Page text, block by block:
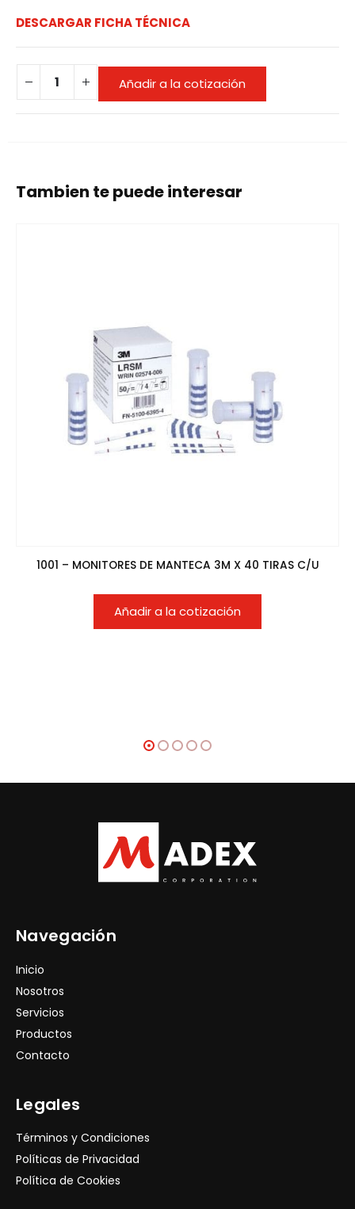
DESCARGAR FICHA TÉCNICA
Añadir a la cotización
Tambien te puede interesar
1001 – MONITORES DE MANTECA 3M X 40 TIRAS C/U
Añadir a la cotización
Navegación
Inicio
Nosotros
Servicios
Productos
Contacto
Legales
Términos y Condiciones
Políticas de Privacidad
Política de Cookies